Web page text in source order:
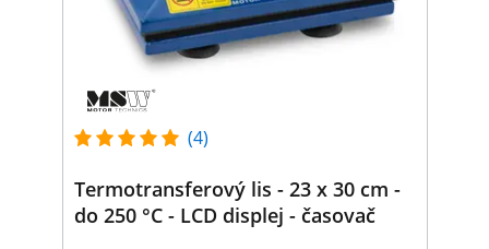
(4)
Termotransferový lis - 23 x 30 cm -
do 250 °C - LCD displej - časovač